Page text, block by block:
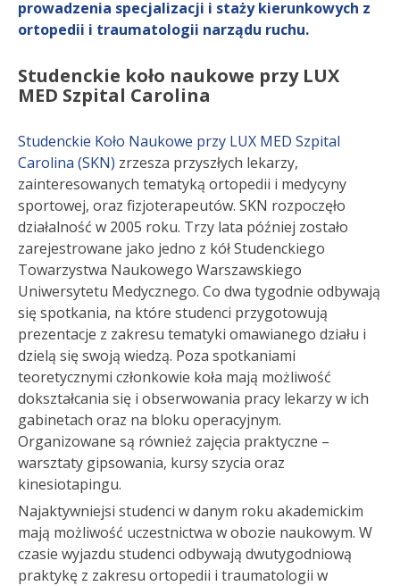
prowadzenia specjalizacji i staży kierunkowych z
ortopedii i traumatologii narządu ruchu.
Studenckie koło naukowe przy LUX
MED Szpital Carolina
Studenckie Koło Naukowe przy LUX MED Szpital
Carolina (SKN) zrzesza przyszłych lekarzy,
zainteresowanych tematyką ortopedii i medycyny
sportowej, oraz fizjoterapeutów. SKN rozpoczęło
działalność w 2005 roku. Trzy lata później zostało
zarejestrowane jako jedno z kół Studenckiego
Towarzystwa Naukowego Warszawskiego
Uniwersytetu Medycznego. Co dwa tygodnie odbywają
się spotkania, na które studenci przygotowują
prezentacje z zakresu tematyki omawianego działu i
dzielą się swoją wiedzą. Poza spotkaniami
teoretycznymi członkowie koła mają możliwość
dokształcania się i obserwowania pracy lekarzy w ich
gabinetach oraz na bloku operacyjnym.
Organizowane są również zajęcia praktyczne –
warsztaty gipsowania, kursy szycia oraz
kinesiotapingu.
Najaktywniejsi studenci w danym roku akademickim
mają możliwość uczestnictwa w obozie naukowym. W
czasie wyjazdu studenci odbywają dwutygodniową
praktykę z zakresu ortopedii i traumatologii w